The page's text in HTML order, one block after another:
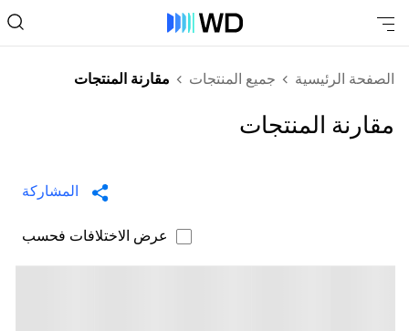
الصفحة الرئيسية جميع المنتجات مقارنة المنتجات
مقارنة المنتجات
المشاركة
عرض الاختلافات فحسب